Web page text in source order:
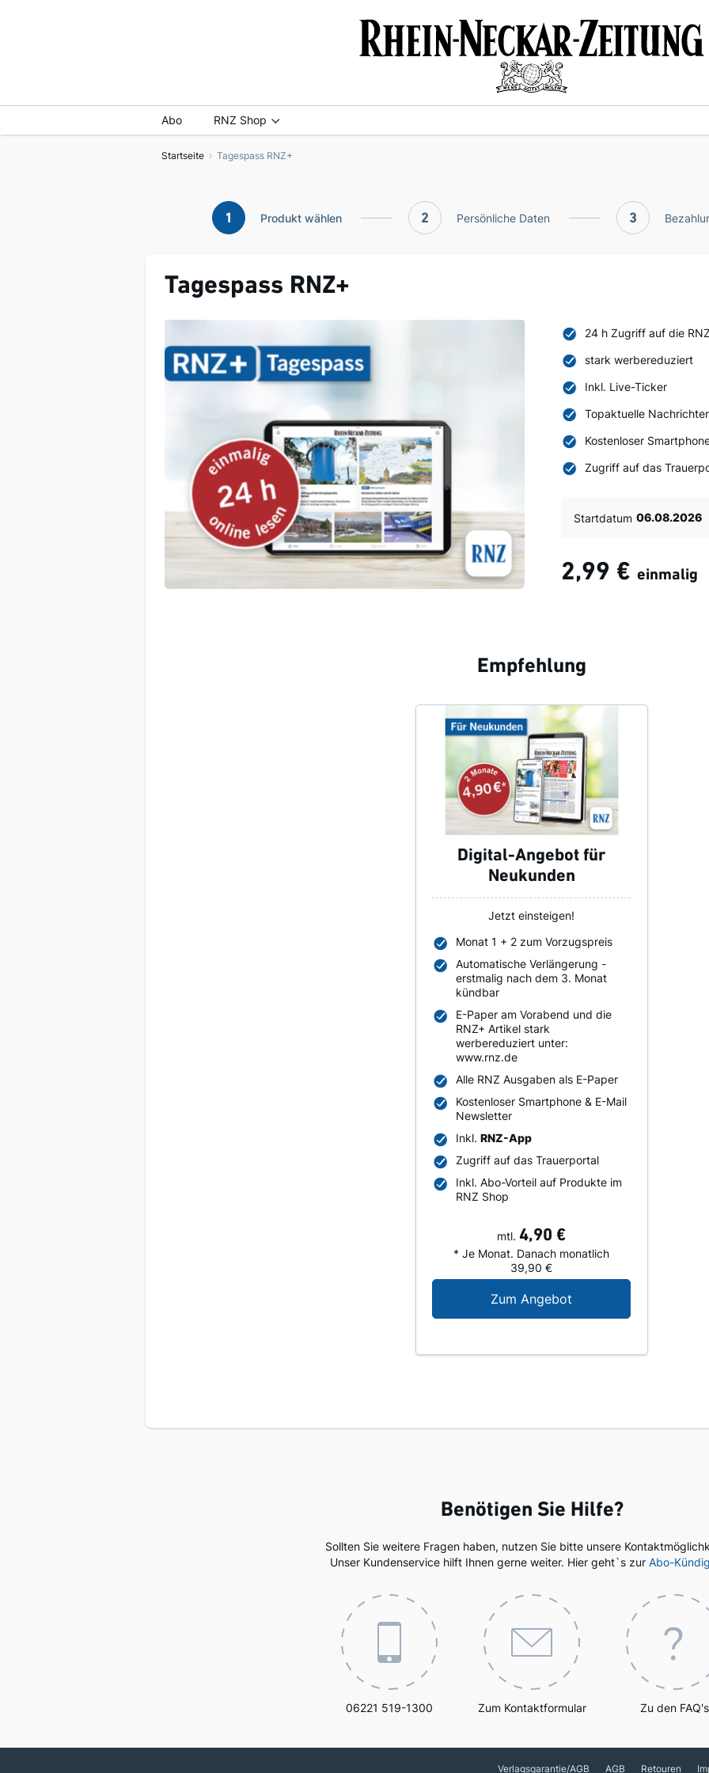
Abo RNZ Shop
Startseite Tagespass RNZ+
1 Produkt wählen 2 Persönliche Daten 3
Tagespass RNZ+
24 h Zugriff auf die
stark werbereduziert
Inkl. Live-Ticker
Topaktuelle
Kostenloser
Zugriff auf das
Startdatum
einmalig
2,99 €
Empfehlung
Digital-Angebot für
Neukunden
Jetzt einsteigen!
Monat 1 + 2 zum Vorzugspreis
Automatische Verlängerung -
erstmalig nach dem 3. Monat
kündbar
E-Paper am Vorabend und die
RNZ+ Artikel stark
werbereduziert unter:
www.rnz.de
Alle RNZ Ausgaben als E-Paper
Kostenloser Smartphone & E-Mail
Newsletter
Inkl.RNZ-App
Zugriff auf das Trauerportal
Inkl. Abo-Vorteil auf Produkte im
RNZ Shop
mtl. 4,90 €
* Je Monat. Danach monatlich
39,90 €
Zum Angebot
Benötigen Sie Hilfe?
Sollten Sie weitere Fragen haben, nutzen Sie bitte unsere
Unser Kundenservice hilft Ihnen gerne weiter. Hier geht`s zur Abo-
06221 519-1300 Zum Kontaktformular Zu den FAQ's
Verlagsgarantie/AGB AGB Retouren